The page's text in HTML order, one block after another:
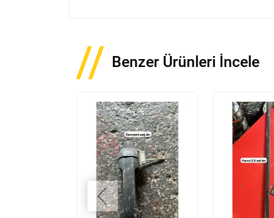
Benzer Ürünleri İncele